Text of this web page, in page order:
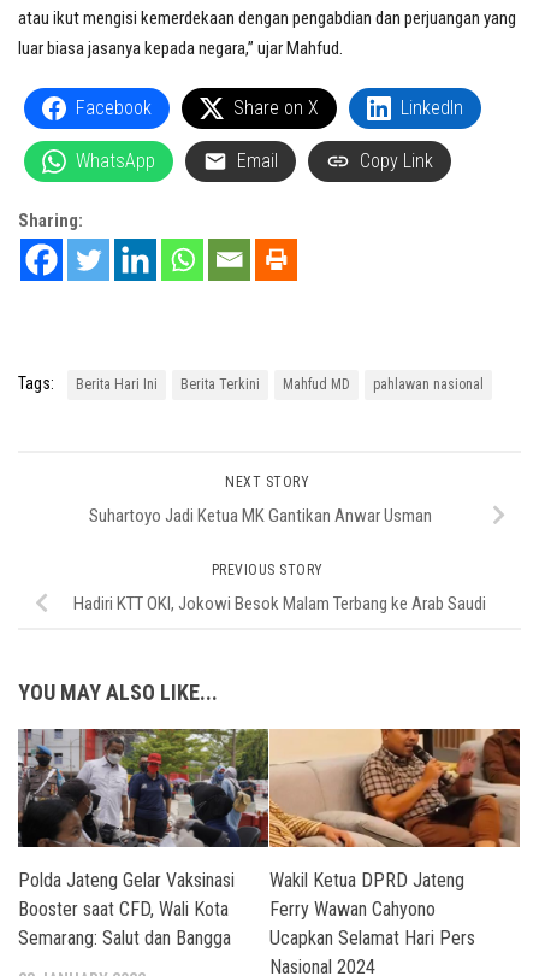
atau ikut mengisi kemerdekaan dengan pengabdian dan perjuangan yang
luar biasa jasanya kepada negara,” ujar Mahfud.
Facebook Share on X LinkedIn
WhatsApp Email Copy Link
Sharing:
Tags: Berita Hari Ini Berita Terkini Mahfud MD pahlawan nasional
NEXT STORY
Suhartoyo Jadi Ketua MK Gantikan Anwar Usman
PREVIOUS STORY
Hadiri KTT OKI, Jokowi Besok Malam Terbang ke Arab Saudi
YOU MAY ALSO LIKE...
Polda Jateng Gelar Vaksinasi
Booster saat CFD, Wali Kota
Semarang: Salut dan Bangga
Wakil Ketua DPRD Jateng
Ferry Wawan Cahyono
Ucapkan Selamat Hari Pers
Nasional 2024